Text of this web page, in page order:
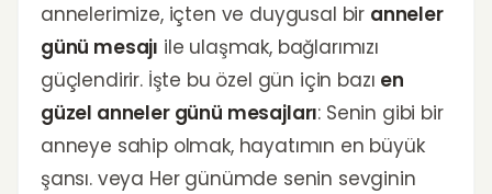
annelerimize, içten ve duygusal bir anneler
günü mesajı ile ulaşmak, bağlarımızı
güçlendirir. İşte bu özel gün için bazı en
güzel anneler günü mesajları: Senin gibi bir
anneye sahip olmak, hayatımın en büyük
şansı. veya Her günümde senin sevginin